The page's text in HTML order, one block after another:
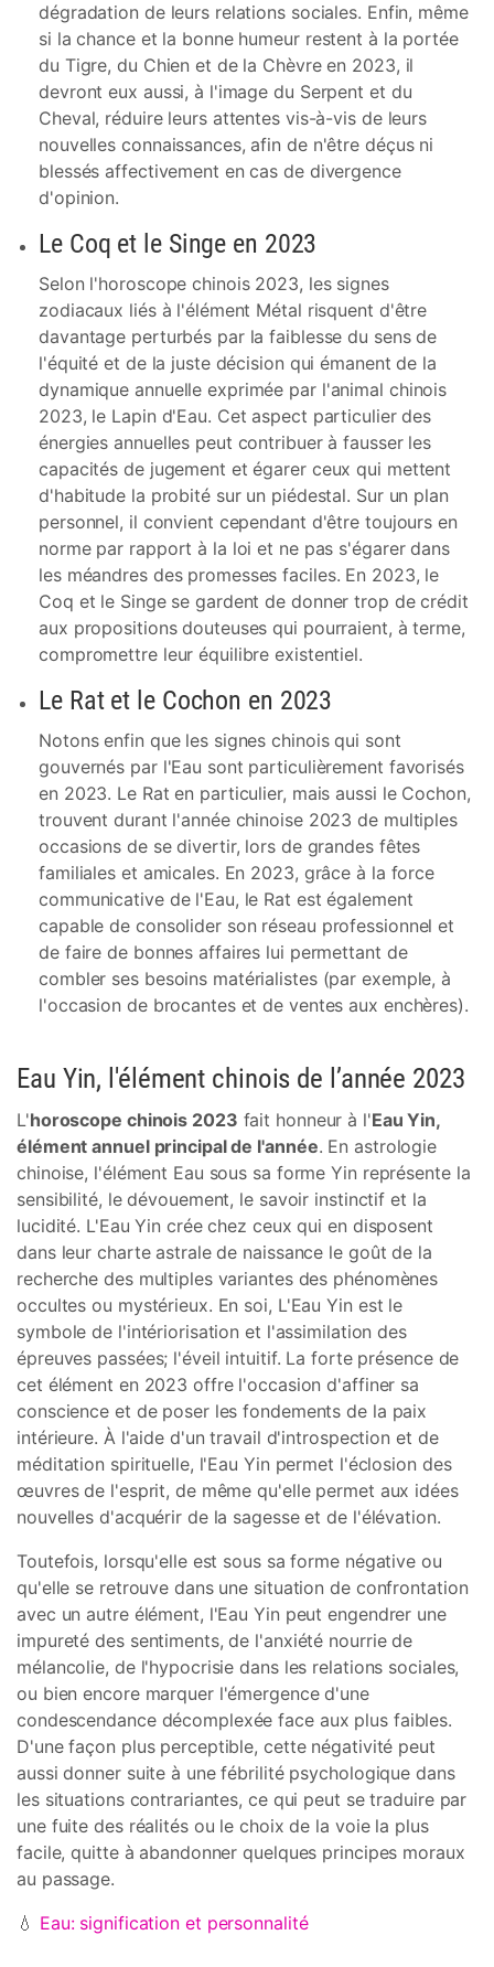
dégradation de leurs relations sociales. Enfin, même
si la chance et la bonne humeur restent à la portée
du Tigre, du Chien et de la Chèvre en 2023, il
devront eux aussi, à l'image du Serpent et du
Cheval, réduire leurs attentes vis-à-vis de leurs
nouvelles connaissances, afin de n'être déçus ni
blessés affectivement en cas de divergence
d'opinion.
Le Coq et le Singe en 2023
Selon l'horoscope chinois 2023, les signes
zodiacaux liés à l'élément Métal risquent d'être
davantage perturbés par la faiblesse du sens de
l'équité et de la juste décision qui émanent de la
dynamique annuelle exprimée par l'animal chinois
2023, le Lapin d'Eau. Cet aspect particulier des
énergies annuelles peut contribuer à fausser les
capacités de jugement et égarer ceux qui mettent
d'habitude la probité sur un piédestal. Sur un plan
personnel, il convient cependant d'être toujours en
norme par rapport à la loi et ne pas s'égarer dans
les méandres des promesses faciles. En 2023, le
Coq et le Singe se gardent de donner trop de crédit
aux propositions douteuses qui pourraient, à terme,
compromettre leur équilibre existentiel.
Le Rat et le Cochon en 2023
Notons enfin que les signes chinois qui sont
gouvernés par l'Eau sont particulièrement favorisés
en 2023. Le Rat en particulier, mais aussi le Cochon,
trouvent durant l'année chinoise 2023 de multiples
occasions de se divertir, lors de grandes fêtes
familiales et amicales. En 2023, grâce à la force
communicative de l'Eau, le Rat est également
capable de consolider son réseau professionnel et
de faire de bonnes affaires lui permettant de
combler ses besoins matérialistes (par exemple, à
l'occasion de brocantes et de ventes aux enchères).
Eau Yin, l'élément chinois de l’année 2023
L'horoscope chinois 2023 fait honneur à l'Eau Yin,
élément annuel principal de l'année. En astrologie
chinoise, l'élément Eau sous sa forme Yin représente la
sensibilité, le dévouement, le savoir instinctif et la
lucidité. L'Eau Yin crée chez ceux qui en disposent
dans leur charte astrale de naissance le goût de la
recherche des multiples variantes des phénomènes
occultes ou mystérieux. En soi, L'Eau Yin est le
symbole de l'intériorisation et l'assimilation des
épreuves passées; l'éveil intuitif. La forte présence de
cet élément en 2023 offre l'occasion d'affiner sa
conscience et de poser les fondements de la paix
intérieure. À l'aide d'un travail d'introspection et de
méditation spirituelle, l'Eau Yin permet l'éclosion des
œuvres de l'esprit, de même qu'elle permet aux idées
nouvelles d'acquérir de la sagesse et de l'élévation.
Toutefois, lorsqu'elle est sous sa forme négative ou
qu'elle se retrouve dans une situation de confrontation
avec un autre élément, l'Eau Yin peut engendrer une
impureté des sentiments, de l'anxiété nourrie de
mélancolie, de l'hypocrisie dans les relations sociales,
ou bien encore marquer l'émergence d'une
condescendance décomplexée face aux plus faibles.
D'une façon plus perceptible, cette négativité peut
aussi donner suite à une fébrilité psychologique dans
les situations contrariantes, ce qui peut se traduire par
une fuite des réalités ou le choix de la voie la plus
facile, quitte à abandonner quelques principes moraux
au passage.
💧 Eau: signification et personnalité